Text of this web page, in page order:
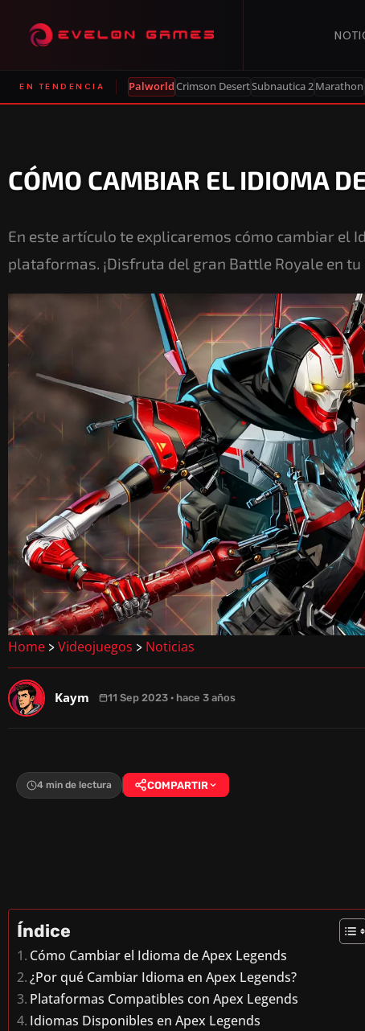
EN TENDENCIA PalworldCrimson DesertSubnautica 2Marathon
CÓMO CAMBIAR EL IDIOMA
En este artículo te explicaremos cómo cambiar el
plataformas. ¡Disfruta del gran Battle Royale en
Home > Videojuegos > Noticias
Kaym 11 Sep 2023 · hace 3 años
4 min de lectura COMPARTIR
Índice
Cómo Cambiar el Idioma de Apex Legends
¿Por qué Cambiar Idioma en Apex Legends?
Plataformas Compatibles con Apex Legends
Idiomas Disponibles en Apex Legends